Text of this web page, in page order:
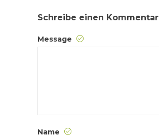
Schreibe einen Kommentar
Message
Name